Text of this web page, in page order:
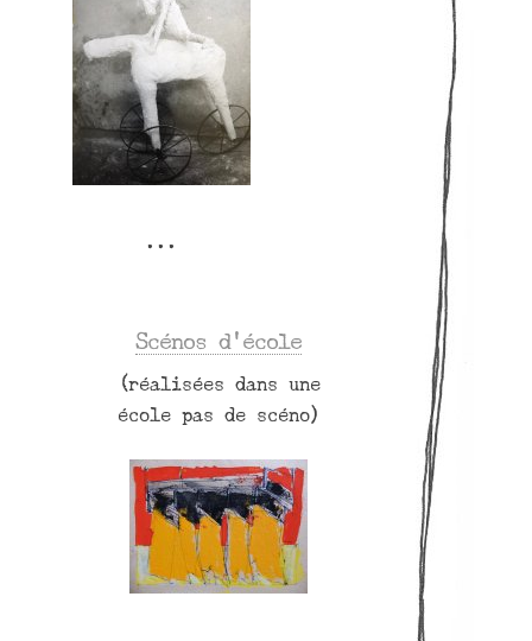
Scénos d’école
(réalisées dans une
école pas de scéno)